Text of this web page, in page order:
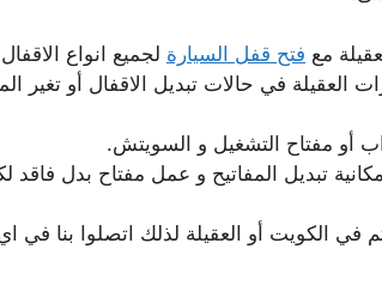
مع فتح قفل السيارة لجميع انواع
العقيلة في حالات تبديل الاقفال أو تغير
أو مفتاح التشغيل و السويتش.
تبديل المفاتيح و عمل مفتاح بدل فاقد
في الكويت أو العقيلة لذلك اتصلوا بنا في